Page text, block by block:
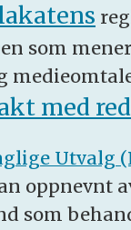
som
med
Utvalg
oppnevnt
som